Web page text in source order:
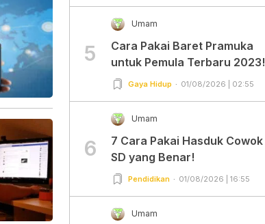
5
Umam
Cara Pakai Baret Pramuka
untuk Pemula Terbaru 2023!
Gaya Hidup 01/08/2026 | 02:55
6
Umam
7 Cara Pakai Hasduk Cowok
SD yang Benar!
Pendidikan 01/08/2026 | 16:55
Umam